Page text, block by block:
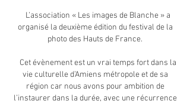
L’association « Les images de Blanche » a
organisé la deuxième édition du festival de la
photo des Hauts de France.
Cet évènement est un vrai temps fort dans la
vie culturelle d’Amiens métropole et de sa
région car nous avons pour ambition de
l’instaurer dans la durée, avec une récurrence